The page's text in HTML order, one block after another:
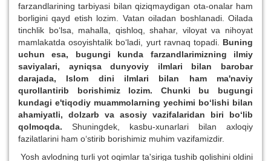
farzandlarining tarbiyasi bilan qiziqmaydigan ota-onalar ham
borligini qayd etish lozim. Vatan oiladan boshlanadi. Oilada
tinchlik bo‘lsa, mahalla, qishloq, shahar, viloyat va nihoyat
mamlakatda osoyishtalik bo‘ladi, yurt ravnaq topadi.
Buning
uchun esa, bugungi kunda
farzandlarimizning ilmiy
saviyalari, ayniqsa dunyoviy ilmlari bilan barobar
darajada, Islom dini ilmlari bilan ham ma'naviy
qurollantirib borishimiz lozim. Chunki bu bugungi
kundagi e'tiqodiy muammolarning yechimi bo‘lishi bilan
ahamiyatli, dolzarb va asosiy vazifalaridan biri bo‘lib
qolmoqda.
Shuningdek, kasbu-xunarlari bilan axloqiy
fazilatlarini ham o‘stirib borishimiz muhim vazifamizdir.
Yosh avlodning turli yot oqimlar ta'siriga tushib qolishini oldini